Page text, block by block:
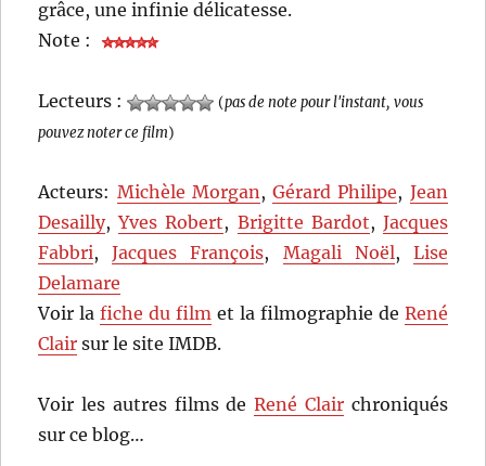
grâce, une infinie délicatesse.
Note :
Lecteurs : (pas de note pour l'instant, vous
pouvez noter ce film)
Acteurs: Michèle Morgan,Gérard Philipe, Jean
Desailly,Yves Robert, Brigitte Bardot, Jacques
Fabbri,Jacques François, Magali Noël, Lise
Delamare
Voir lafiche du film et la filmographie de René
Clair sur le site IMDB.
Voir les autres films deRené Clairchroniqués
sur ce blog…